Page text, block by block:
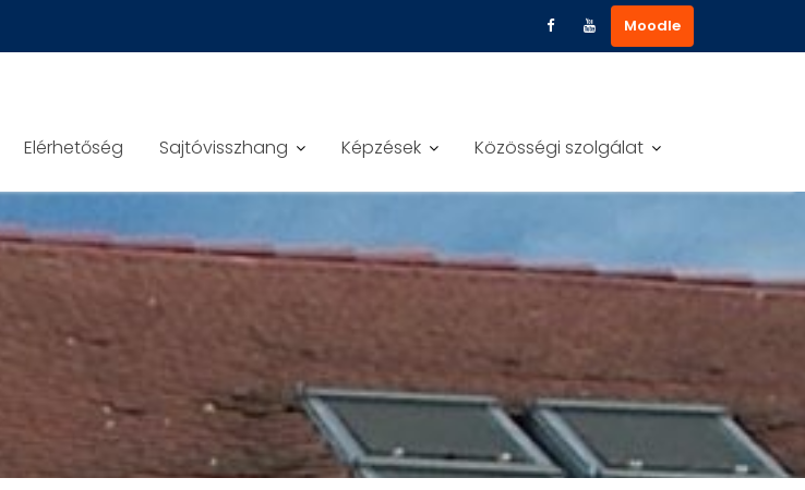
Moodle
Elérhetőség Sajtóvisszhang Képzések Közösségi szolgálat